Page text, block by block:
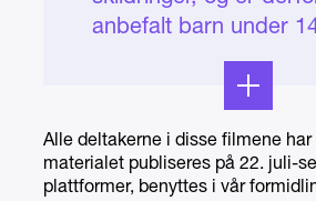
anbefalt barn under
Dersom man som
foresatt likevel ønsker
anbefaler vi at den
ser filmene på forhånd.
Alle deltakerne i disse filmene
materialet publiseres på 22. juli-
plattformer, benyttes i vår